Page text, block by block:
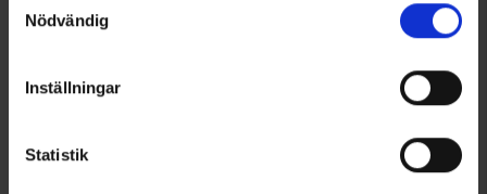
Nödvändig
Inställningar
Statistik